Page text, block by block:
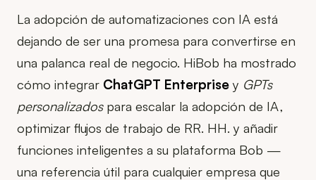
La adopción de automatizaciones con IA está
dejando de ser una promesa para convertirse en
una palanca real de negocio. HiBob ha mostrado
cómo integrar ChatGPT Enterprise y GPTs
personalizadospara escalar la adopción de IA,
optimizar flujos de trabajo de RR. HH. y añadir
funciones inteligentes a su plataforma Bob —
una referencia útil para cualquier empresa que